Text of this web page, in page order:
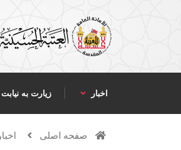
اخبار زیارت به نیابت
صفحه اصلی اخبار